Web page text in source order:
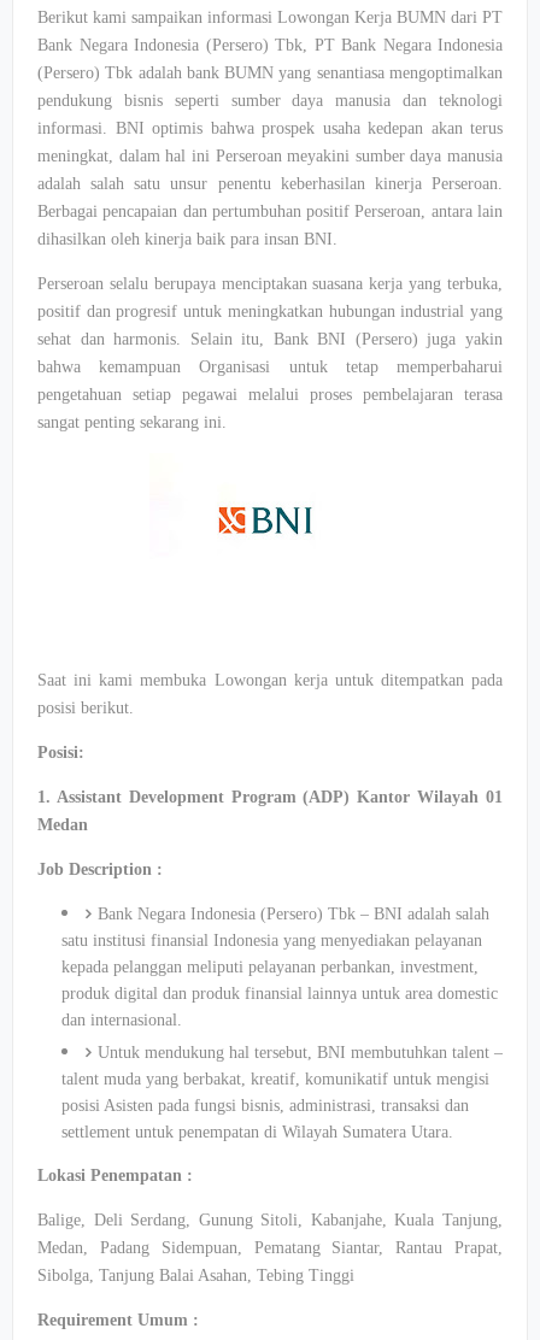
Berikut kami sampaikan informasi Lowongan Kerja BUMN dari PT
Bank Negara Indonesia (Persero) Tbk, PT Bank Negara Indonesia
(Persero) Tbk adalah bank BUMN yang senantiasa mengoptimalkan
pendukung bisnis seperti sumber daya manusia dan teknologi
informasi. BNI optimis bahwa prospek usaha kedepan akan terus
meningkat, dalam hal ini Perseroan meyakini sumber daya manusia
adalah salah satu unsur penentu keberhasilan kinerja Perseroan.
Berbagai pencapaian dan pertumbuhan positif Perseroan, antara lain
dihasilkan oleh kinerja baik para insan BNI.
Perseroan selalu berupaya menciptakan suasana kerja yang terbuka,
positif dan progresif untuk meningkatkan hubungan industrial yang
sehat dan harmonis. Selain itu, Bank BNI (Persero) juga yakin
bahwa kemampuan Organisasi untuk tetap memperbaharui
pengetahuan setiap pegawai melalui proses pembelajaran terasa
sangat penting sekarang ini.
Saat ini kami membuka Lowongan kerja untuk ditempatkan pada
posisi berikut.
Posisi:
1. Assistant Development Program (ADP) Kantor Wilayah 01
Medan
Job Description :
Bank Negara Indonesia (Persero) Tbk – BNI adalah salah
satu institusi finansial Indonesia yang menyediakan pelayanan
kepada pelanggan meliputi pelayanan perbankan, investment,
produk digital dan produk finansial lainnya untuk area domestic
dan internasional.
Untuk mendukung hal tersebut, BNI membutuhkan talent –
talent muda yang berbakat, kreatif, komunikatif untuk mengisi
posisi Asisten pada fungsi bisnis, administrasi, transaksi dan
settlement untuk penempatan di Wilayah Sumatera Utara.
Lokasi Penempatan :
Balige, Deli Serdang, Gunung Sitoli, Kabanjahe, Kuala Tanjung,
Medan, Padang Sidempuan, Pematang Siantar, Rantau Prapat,
Sibolga, Tanjung Balai Asahan, Tebing Tinggi
Requirement Umum :